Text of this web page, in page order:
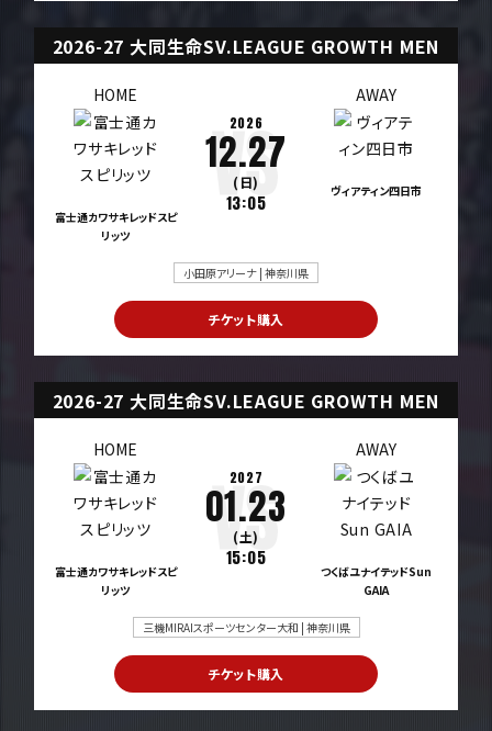
2026-27 大同生命SV.LEAGUE GROWTH MEN
HOME
富士通カワサキレッドスピ
リッツ
2026
12.27
(日)
13:05
AWAY
ヴィアティン四日市
小田原アリーナ | 神奈川県
チケット購入
2026-27 大同生命SV.LEAGUE GROWTH MEN
HOME
富士通カワサキレッドスピ
リッツ
2027
01.23
(土)
15:05
AWAY
つくばユナイテッドSun
GAIA
三機MIRAIスポーツセンター大和 | 神奈川県
チケット購入